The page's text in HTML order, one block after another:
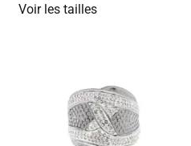
Voir les tailles